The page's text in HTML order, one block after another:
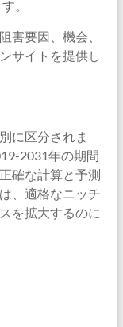
。
害要因、機会、
サイトを提供し
に区分されま
2031年の期間
確な計算と予測
、適格なニッチ
を拡大するのに